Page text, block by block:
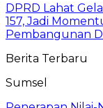
DPRD Lahat
157, Jadi
Pembangunan
Berita Terbaru
Sumsel